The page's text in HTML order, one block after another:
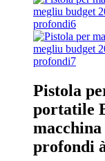
Pistola
portatile
macchina
profondi